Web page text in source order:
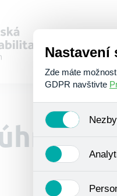
Nastavení
Zde máte
GDPR navštivte
Používají se
se již nejedná o